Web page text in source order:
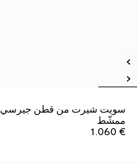
سويت شيرت من قطن جيرسي
ممشّط
€ 1.060